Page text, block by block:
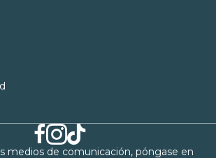
medios de comunicación, póngase en